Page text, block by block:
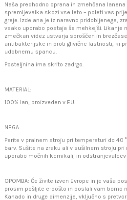
Naša predhodno oprana in zmehčana
spremljevalka skozi vse leto – poleti vas
greje. Izdelana je iz naravno pridobljenega,
vsako uporabo postaja še mehkejši. Likanje
zmečkan videz ustvarja sproščen in
antibakterijske in proti glivične lastnosti, ki
udobnemu spancu.
Posteljnina ima skrito zadrgo.
MATERIAL:
100% lan, proizveden v EU.
NEGA:
Perite v pralnem stroju pri temperaturi do 40
barv. Sušite na zraku ali v sušilnem stroju
uporabo močnih kemikalij in odstranjevalcev
OPOMBA: Če živite izven Evrope in je vaša
prosim pošljite e-pošto in poslali vam bomo
Kanado in druge dimenzije, vključno s